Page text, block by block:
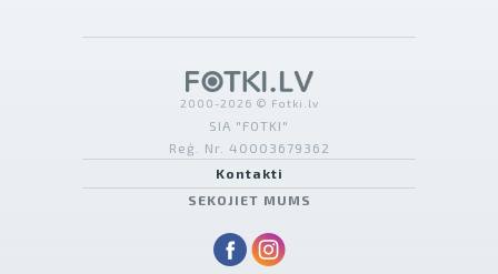
2000-2026 © Fotki.lv
SIA "FOTKI"
Reģ. Nr. 40003679362
Kontakti
SEKOJIET MUMS